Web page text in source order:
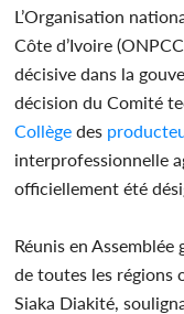
L’Organisation
Côte d’Ivoire
décisive dans la
décision du Comité
Collège des
interprofessionnelle
officiellement été
Réunis en Assemblée
de toutes les régions
Siaka Diakité,